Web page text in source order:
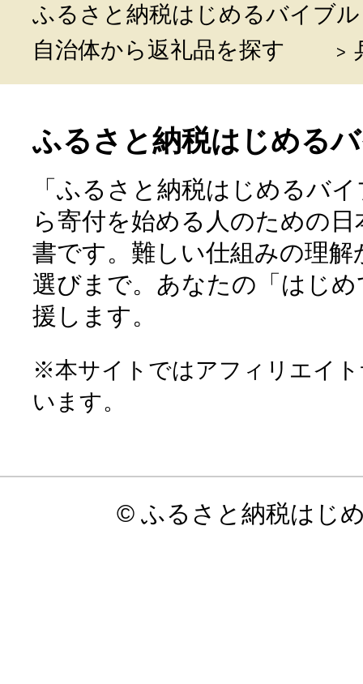
ふるさと納税はじめるバイブル
自治体から返礼品を探す
ふるさと納税はじめる
「ふるさと納税はじめるバ
ら寄付を始める人のための
書です。難しい仕組みの理
選びまで。あなたの「はじ
援します。
※本サイトではアフィリエイ
います。
© ふるさと納税はじ